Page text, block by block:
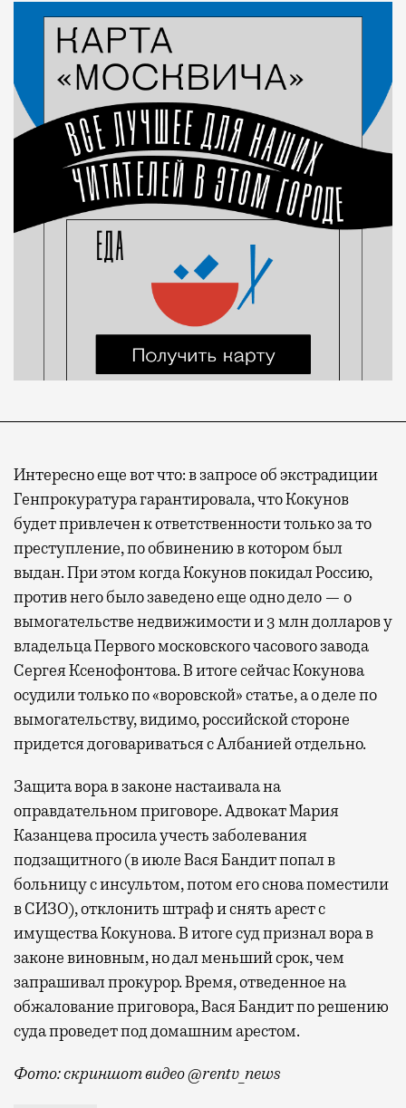
Интересно еще вот что: в запросе об экстрадиции
Генпрокуратура гарантировала, что Кокунов
будет привлечен к ответственности только за то
преступление, по обвинению в котором был
выдан. При этом когда Кокунов покидал Россию,
против него было заведено еще одно дело — о
вымогательстве недвижимости и 3 млн долларов у
владельца Первого московского часового завода
Сергея Ксенофонтова. В итоге сейчас Кокунова
осудили только по «воровской» статье, а о деле по
вымогательству, видимо, российской стороне
придется договариваться с Албанией отдельно.
Защита вора в законе настаивала на
оправдательном приговоре. Адвокат Мария
Казанцева просила учесть заболевания
подзащитного (в июле Вася Бандит попал в
больницу с инсультом, потом его снова поместили
в СИЗО), отклонить штраф и снять арест с
имущества Кокунова. В итоге суд признал вора в
законе виновным, но дал меньший срок, чем
запрашивал прокурор. Время, отведенное на
обжалование приговора, Вася Бандит по решению
суда проведет под домашним арестом.
Фото: скриншот видео @rentv_news